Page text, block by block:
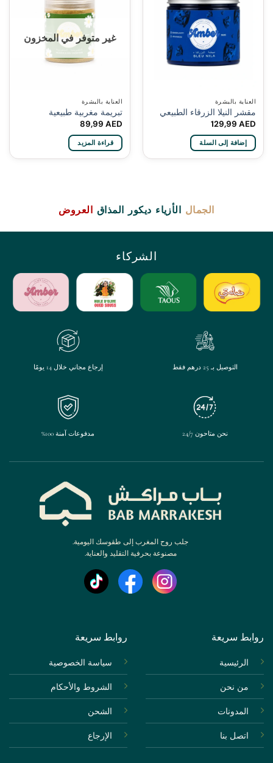
العناية بالبشرة
مقشر النيلا الزرقاء الطبيعي
129,99AED
إضافة إلى السلة
غير متوفر في المخزون
العناية بالبشرة
تبريمة مغربية طبيعية
89,99AED
قراءة المزيد
الجمال الأزياء ديكور المذاق العروض
الشركاء
التوصيل بـ 25 درهم فقط إرجاع مجاني خلال 14 يومًا
نحن متاحون 24/7 مدفوعات آمنة 100%
جلب روح المغرب إلى طقوسك اليومية.
مصنوعة بحرفية التقليد والعناية.
روابط سريعة
الرئيسية
من نحن
المدونات
اتصل بنا
روابط سريعة
سياسة الخصوصية
الشروط والأحكام
الشحن
الإرجاع